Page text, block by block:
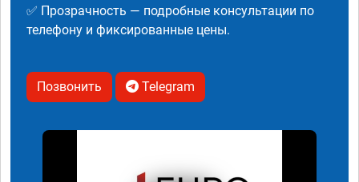
✅ Прозрачность — подробные консультации по
телефону и фиксированные цены.
Позвонить Telegram